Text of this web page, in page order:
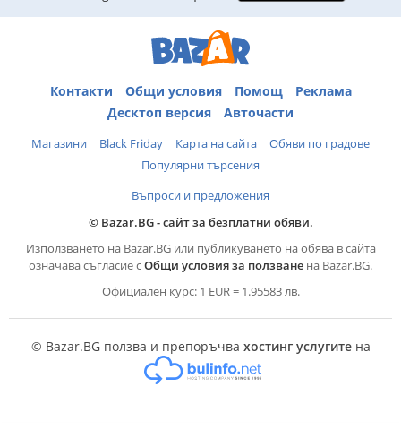
Контакти Общи условия Помощ
Реклама
Десктоп версия
Авточасти
Магазини Black Friday Карта на сайта
Обяви по градове
Популярни търсения
Въпроси и предложения
© Bazar.BG - сайт за безплатни обяви.
Използването на Bazar.BG или публикуването на обява в сайта
означава съгласие сОбщи условия за ползване на Bazar.BG.
Официален курс: 1 EUR = 1.95583 лв.
© Bazar.BG ползва и препоръчва хостинг услугитена